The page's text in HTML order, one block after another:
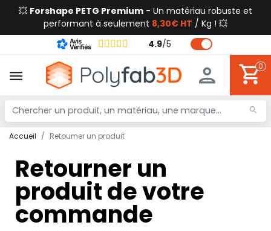
💥 Forshape PETG Premium - Un matériau robuste et
performant à seulement 8,30€ HT / Kg ! 💥
4.9/5
0
Accueil Retourner un produit
Retourner un
produit de votre
commande